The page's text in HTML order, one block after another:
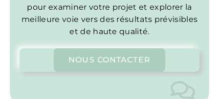
pour examiner votre projet et explorer la
meilleure voie vers des résultats prévisibles
et de haute qualité.
NOUS CONTACTER